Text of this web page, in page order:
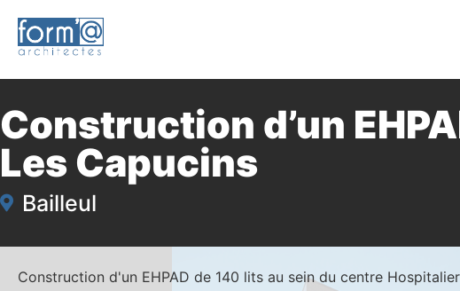
Construction d’un
Les Capucins
Bailleul
Construction d'un EHPAD de 140 lits au sein du centre